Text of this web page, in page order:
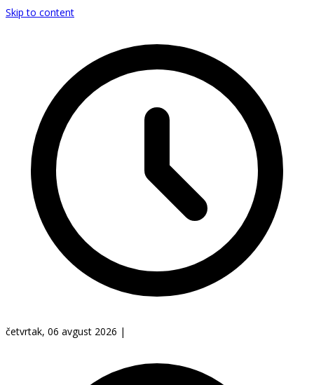
Skip to content
četvrtak, 06 avgust 2026 |